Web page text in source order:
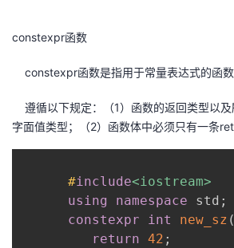
constexpr函数
constexpr函数是指用于常量表达式的函数
遵循以下规定：（1）函数的返回类型以
字面值类型；（2）函数体中必须只有一条
#include<iostream>
using
namespace std ;
constexpr
int new_sz (
return 42 ;